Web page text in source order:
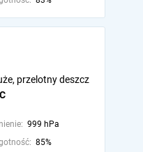
przelotny deszcz
999 hPa
85%